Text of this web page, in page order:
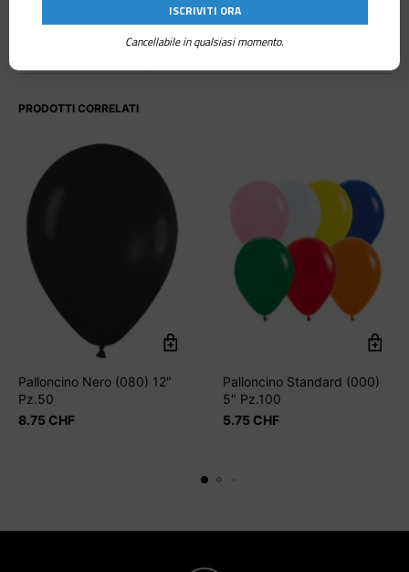
Perfetto per feste ed eventi tematici, ambienti indoor e outdoor, mantiene
PRODOTTI CORRELATI
Palloncino Nero (080) 12″
Pz.50
8.75 CHF
Palloncino Standard (000)
5″ Pz.100
5.75 CHF
Cancellabile in qualsiasi momento.